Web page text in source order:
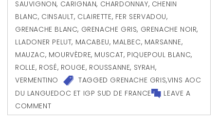
SAUVIGNON, CARIGNAN, CHARDONNAY, CHENIN
BLANC, CINSAULT, CLAIRETTE, FER SERVADOU,
GRENACHE BLANC, GRENACHE GRIS, GRENACHE NOIR,
LLADONER PELUT, MACABEU, MALBEC, MARSANNE,
MAUZAC, MOURVÈDRE, MUSCAT, PIQUEPOUL BLANC,
ROLLE, ROSÉ, ROUGE, ROUSSANNE, SYRAH,
VERMENTINO
TAGGED GRENACHE GRIS,VINS AOC
DU LANGUEDOC ET IGP SUD DE FRANCE
LEAVE A
COMMENT